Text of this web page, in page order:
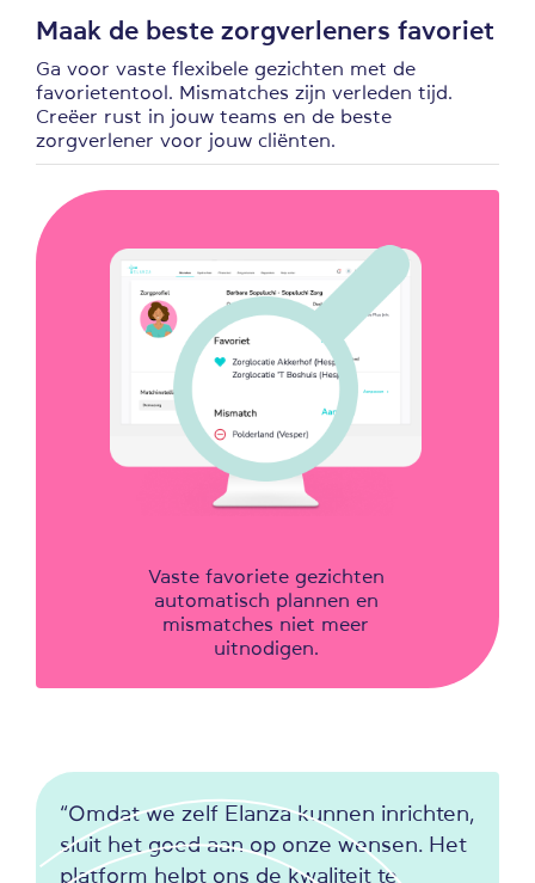
Vaste favoriete gezichten
automatisch plannen en
mismatches niet meer
uitnodigen.
Maak de beste zorgverleners favoriet
Ga voor vaste flexibele gezichten met de
favorietentool. Mismatches zijn verleden tijd.
Creëer rust in jouw teams en de beste
zorgverlener voor jouw cliënten.
“Omdat we zelf Elanza kunnen inrichten,
sluit het goed aan op onze wensen. Het
platform helpt ons de kwaliteit te